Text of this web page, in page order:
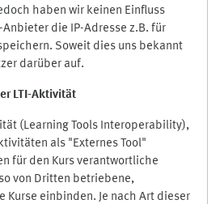
haben wir keinen Einfluss
die IP-Adresse z.B. für
Soweit dies uns bekannt
darüber auf.
LTI-Aktivität
(Learning Tools Interoperability),
als "Externes Tool"
für den Kurs verantwortliche
von Dritten betriebene,
Kurse einbinden. Je nach Art dieser